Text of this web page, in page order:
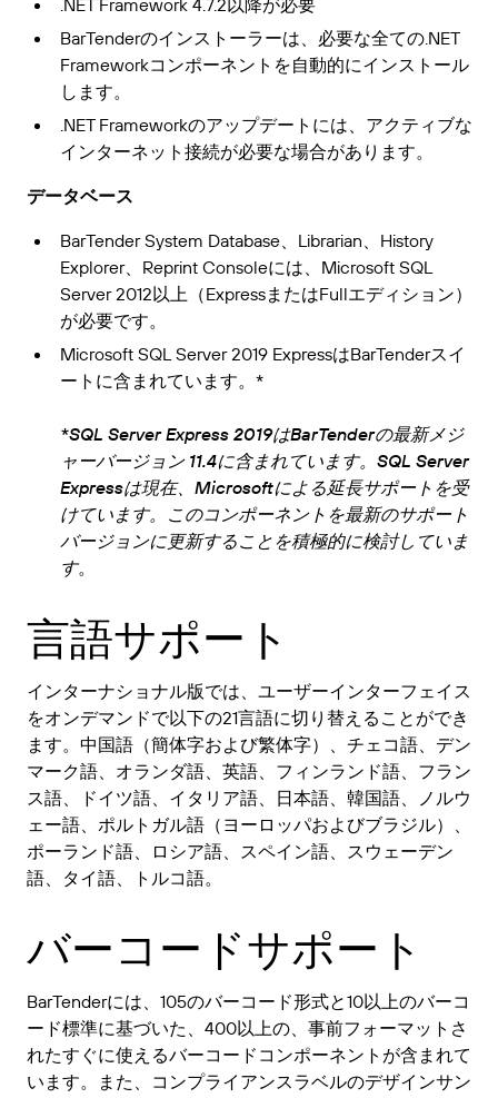
ニュースルーム
.NET Framework 4.7.2以降が必要
BarTenderのインストーラーは、必要な全ての.NET
Frameworkコンポーネントを自動的にインストール
します。
.NET Frameworkのアップデートには、アクティブな
インターネット接続が必要な場合があります。
データベース
BarTender System Database、Librarian、History
Explorer、Reprint Consoleには、Microsoft SQL
Server 2012以上（ExpressまたはFullエディション）
が必要です。
Microsoft SQL Server 2019 ExpressはBarTenderスイ
ートに含まれています。*
*SQL Server Express 2019はBarTenderの最新メジ
ャーバージョン 11.4に含まれています。SQL Server
Expressは現在、Microsoftによる延長サポートを受
けています。このコンポーネントを最新のサポート
バージョンに更新することを積極的に検討していま
す。
言語サポート
インターナショナル版では、ユーザーインターフェイス
をオンデマンドで以下の21言語に切り替えることができ
ます。中国語（簡体字および繁体字）、チェコ語、デン
マーク語、オランダ語、英語、フィンランド語、フラン
ス語、ドイツ語、イタリア語、日本語、韓国語、ノルウ
ェー語、ポルトガル語（ヨーロッパおよびブラジル）、
ポーランド語、ロシア語、スペイン語、スウェーデン
語、タイ語、トルコ語。
バーコードサポート
BarTenderには、105のバーコード形式と10以上のバーコ
ード標準に基づいた、400以上の、事前フォーマットさ
れたすぐに使えるバーコードコンポーネントが含まれて
います。また、コンプライアンスラベルのデザインサン